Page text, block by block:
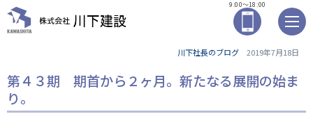
9:00～18:00
川下社長のブログ 2019年7月18日
第４３期 期首から２ヶ月。新たなる展開の始ま
り。